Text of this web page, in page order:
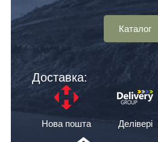
Каталог
Доставка:
Нова пошта Делівері